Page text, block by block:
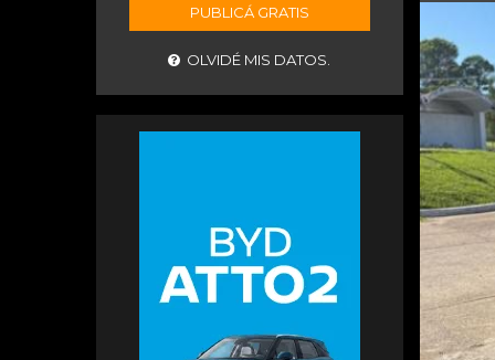
PUBLICÁ GRATIS
OLVIDÉ MIS DATOS.